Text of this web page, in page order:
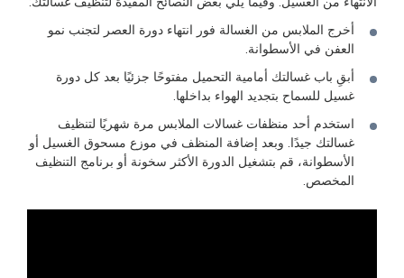
الانتهاء من الغسيل. وفيما يلي بعض النصائح المفيدة لتنظيف غسالتك:
أخرج الملابس من الغسالة فور انتهاء دورة العصر لتجنب نمو
العفن في الأسطوانة.
أبقِ باب غسالتك أمامية التحميل مفتوحًا جزئيًا بعد كل دورة
غسيل للسماح بتجديد الهواء بداخلها.
استخدم أحد منظفات غسالات الملابس مرة شهريًا لتنظيف
غسالتك جيدًا. وبعد إضافة المنظف في موزع مسحوق الغسيل أو
الأسطوانة، قم بتشغيل الدورة الأكثر سخونة أو برنامج التنظيف
المخصص.